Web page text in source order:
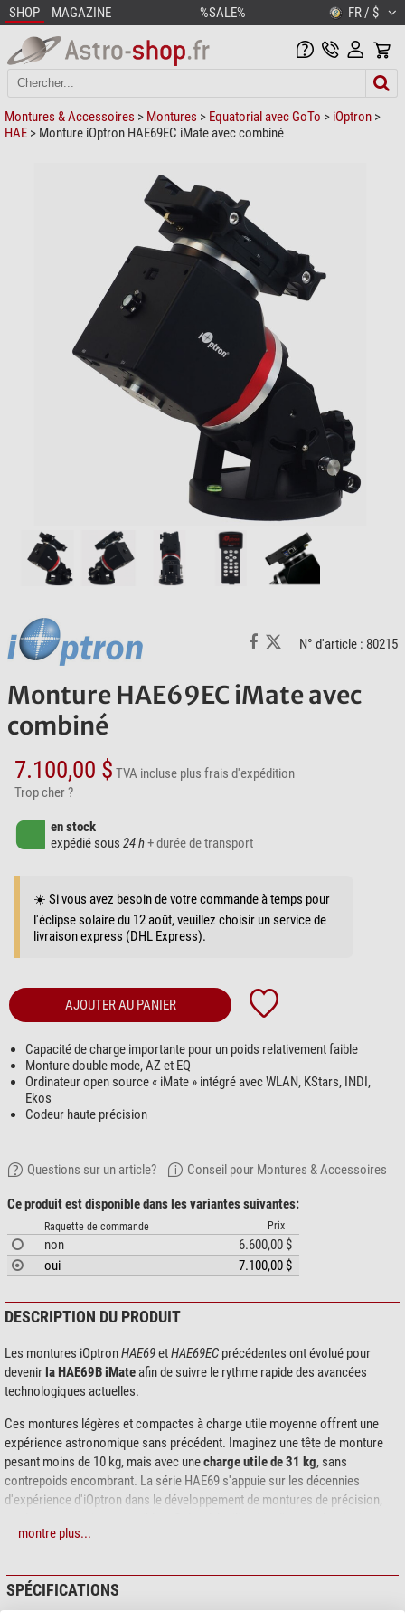
SHOP MAGAZINE %SALE% FR / $
Montures & Accessoires > Montures > Equatorial avec GoTo > iOptron >
HAE > Monture iOptron HAE69EC iMate avec combiné
N° d'article : 80215
Monture HAE69EC iMate avec
combiné
7.100,00 $ TVA incluse plus frais d'expédition
Trop cher ?
en stock
expédié sous 24 h+ durée de transport
☀️ Si vous avez besoin de votre commande à temps pour
l'éclipse solaire du 12 août, veuillez choisir un service de
livraison express (DHL Express).
AJOUTER AU PANIER
Capacité de charge importante pour un poids relativement faible
Monture double mode, AZ et EQ
Ordinateur open source « iMate » intégré avec WLAN, KStars, INDI,
Ekos
Codeur haute précision
Questions sur un article? Conseil pour Montures & Accessoires
Ce produit est disponible dans les variantes suivantes:
Raquette de commande Prix
non
6.600,00 $
oui
7.100,00 $
DESCRIPTION DU PRODUIT
Les montures iOptronHAE69etHAE69EC précédentes ont évolué pour
devenirla HAE69B iMate afin de suivre le rythme rapide des avancées
technologiques actuelles.
Ces montures légères et compactes à charge utile moyenne offrent une
expérience astronomique sans précédent. Imaginez une tête de monture
pesant moins de 10 kg, mais avec unecharge utile de 31 kg, sans
contrepoids encombrant. La série HAE69 s'appuie sur les décennies
d'expérience d'iOptron dans le développement de montures de précision,
d'engrenage de pointe pour les axes RA et DEC, les montures HAE69 offrent
Le boîtier anodisé noir, entièrement métallique et usiné CNC, est esthétique
et constitue uneplate-forme robustequi fonctionneraau plus haut niveau
montre plus...
SPÉCIFICATIONS